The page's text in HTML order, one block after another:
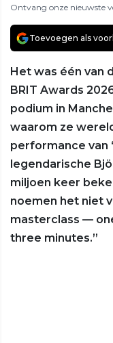
Ontvang onze nieuwste
Toevoegen als
Het was één van
BRIT Awards
podium in
waarom ze
performance van
legendarische
miljoen keer
noemen het niet
masterclass —
three minutes.”